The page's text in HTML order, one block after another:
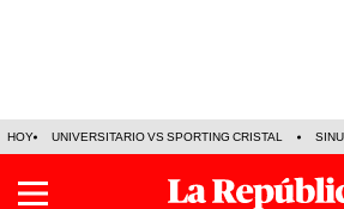
HOY UNIVERSITARIO VS SPORTING CRISTAL